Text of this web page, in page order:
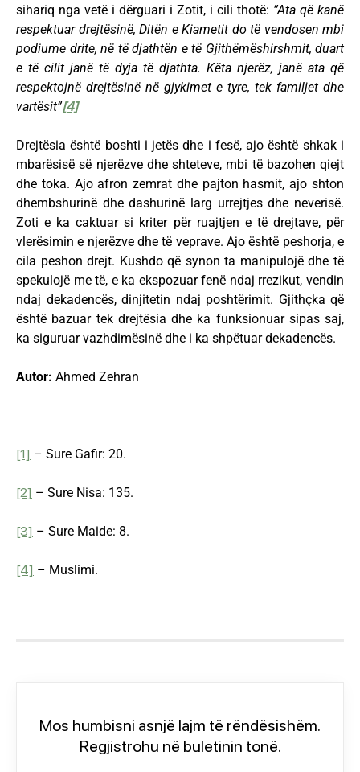
sihariq nga vetë i dërguari i Zotit, i cili thotë: ”Ata që kanë
respektuar drejtësinë, Ditën e Kiametit do të vendosen mbi
podiume drite, në të djathtën e të Gjithëmëshirshmit, duart
e të cilit janë të dyja të djathta. Këta njerëz, janë ata që
respektojnë drejtësinë në gjykimet e tyre, tek familjet dhe
vartësit”[4]
Drejtësia është boshti i jetës dhe i fesë, ajo është shkak i
mbarësisë së njerëzve dhe shteteve, mbi të bazohen qiejt
dhe toka. Ajo afron zemrat dhe pajton hasmit, ajo shton
dhembshurinë dhe dashurinë larg urrejtjes dhe neverisë.
Zoti e ka caktuar si kriter për ruajtjen e të drejtave, për
vlerësimin e njerëzve dhe të veprave. Ajo është peshorja, e
cila peshon drejt. Kushdo që synon ta manipulojë dhe të
spekulojë me të, e ka ekspozuar fenë ndaj rrezikut, vendin
ndaj dekadencës, dinjitetin ndaj poshtërimit. Gjithçka që
është bazuar tek drejtësia dhe ka funksionuar sipas saj,
ka siguruar vazhdimësinë dhe i ka shpëtuar dekadencës.
Autor: Ahmed Zehran
[1] – Sure Gafir: 20.
[2] – Sure Nisa: 135.
[3] – Sure Maide: 8.
[4] – Muslimi.
Mos humbisni asnjë lajm të rëndësishëm.
Regjistrohu në buletinin tonë.